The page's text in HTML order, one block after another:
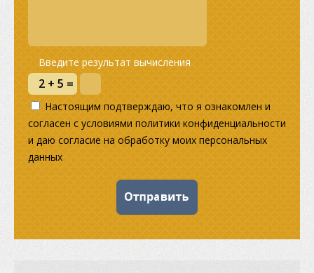
Введите результат вычисления
Настоящим подтверждаю, что я ознакомлен и
согласен с условиями политики конфиденциальности
и даю согласие на обработку моих персональных
данных